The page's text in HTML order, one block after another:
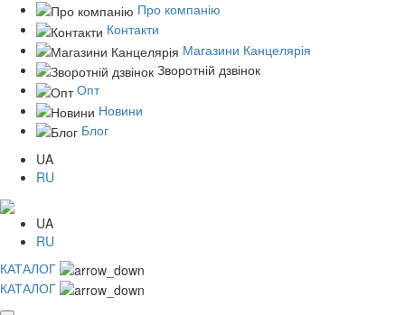
Про компанію
Контакти
Магазини Канцелярія
Зворотній дзвінок
Опт
Новини
Блог
UA
RU
UA
RU
КАТАЛОГ
КАТАЛОГ